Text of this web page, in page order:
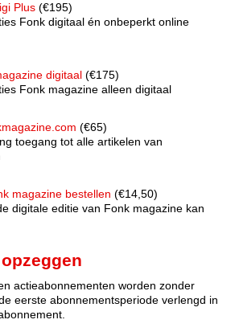
Plus (€195)
Fonk digitaal én onbeperkt online
digitaal (€175)
Fonk magazine alleen digitaal
(€65)
toegang tot alle artikelen van
magazine bestellen (€14,50)
digitale editie van Fonk magazine kan
actieabonnementen worden zonder
eerste abonnementsperiode verlengd in